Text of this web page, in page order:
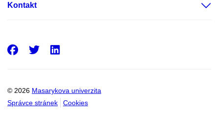
Kontakt
© 2026 Masarykova univerzita
Správce stránek
Cookies
Facebook
Twitter